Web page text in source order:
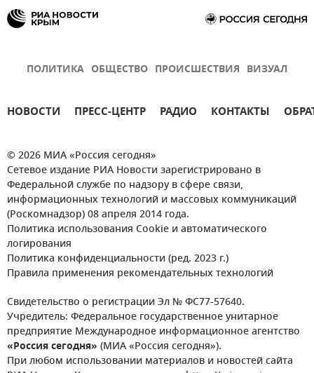
ПОЛИТИКА ОБЩЕСТВО ПРОИСШЕСТВИЯ ВИЗУАЛ
НОВОСТИ ПРЕСС-ЦЕНТР РАДИО КОНТАКТЫ
© 2026 МИА «Россия сегодня»
Сетевое издание РИА Новости зарегистрировано в
Федеральной службе по надзору в сфере связи,
информационных технологий и массовых коммуникаций
(Роскомнадзор) 08 апреля 2014 года.
Политика использования Cookie и автоматического
логирования
Политика конфиденциальности (ред. 2023 г.)
Правила применения рекомендательных технологий
Свидетельство о регистрации Эл № ФС77-57640.
Учредитель: Федеральное государственное унитарное
предприятие Международное информационное агентство
«Россия сегодня» (МИА «Россия сегодня»).
При любом использовании материалов и новостей сайта